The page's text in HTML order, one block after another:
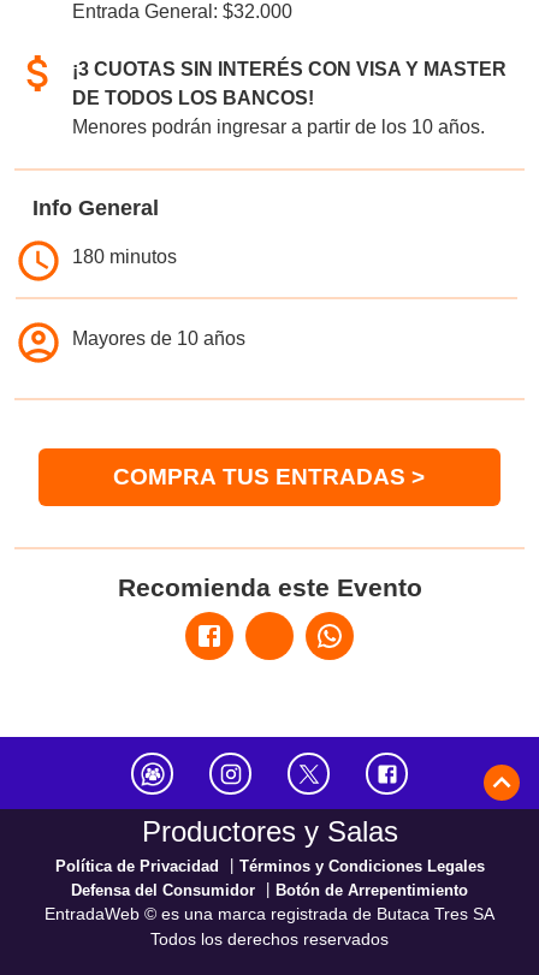
Entrada General: $32.000
¡3 CUOTAS SIN INTERÉS CON VISA Y MASTER
DE TODOS LOS BANCOS!
Menores podrán ingresar a partir de los 10 años.
Info General
180 minutos
Mayores de 10 años
COMPRA TUS ENTRADAS >
Recomienda este Evento
Productores y Salas
Política de Privacidad
Términos y Condiciones Legales
Defensa del Consumidor
Botón de Arrepentimiento
EntradaWeb © es una marca registrada de Butaca Tres SA
Todos los derechos reservados